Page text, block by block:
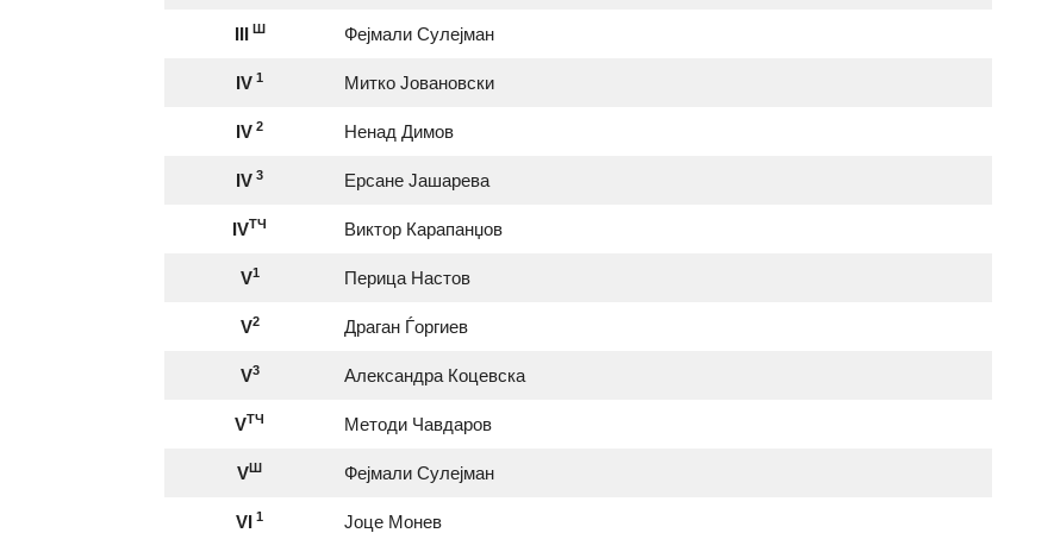
IIIШ Фејмали Сулејман
IV 1 Митко Јовановски
IV 2 Ненад Димов
IV 3 Ерсане Јашарева
IVТЧ Виктор Карапанџов
V1 Перица Настов
V2 Драган Ѓоргиев
V3 Александра Коцевска
VТЧ Методи Чавдаров
VШ Фејмали Сулејман
VI 1 Јоце Монев